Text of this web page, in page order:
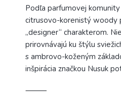
Podľa parfumovej
citrusovo-korenistý woody
„designer“ charakterom.
prirovnávajú ku štýlu
s ambrovo-koženým
inšpirácia značkou Nusuk
⸻